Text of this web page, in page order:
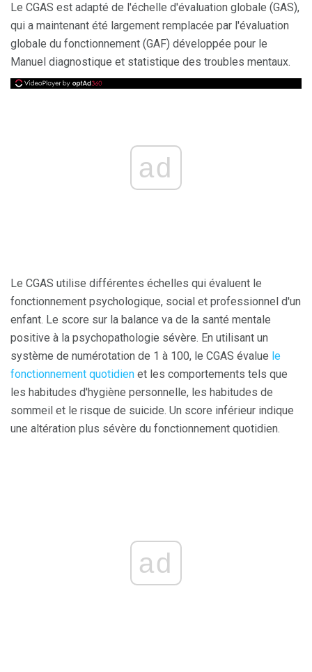
Le CGAS est adapté de l'échelle d'évaluation globale (GAS),
qui a maintenant été largement remplacée par l'évaluation
globale du fonctionnement (GAF) développée pour le
Manuel diagnostique et statistique des troubles mentaux.
ad
Le CGAS utilise différentes échelles qui évaluent le
fonctionnement psychologique, social et professionnel d'un
enfant. Le score sur la balance va de la santé mentale
positive à la psychopathologie sévère. En utilisant un
système de numérotation de 1 à 100, le CGAS évalue le
fonctionnement quotidien et les comportements tels que
les habitudes d'hygiène personnelle, les habitudes de
sommeil et le risque de suicide. Un score inférieur indique
une altération plus sévère du fonctionnement quotidien.
ad